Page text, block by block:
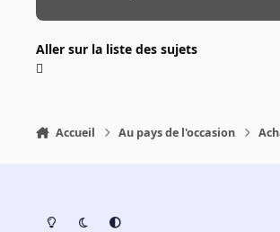
Aller sur la liste des sujets
Accueil Au pays de l'occasion
Light ModeDark ModeSystem Preference